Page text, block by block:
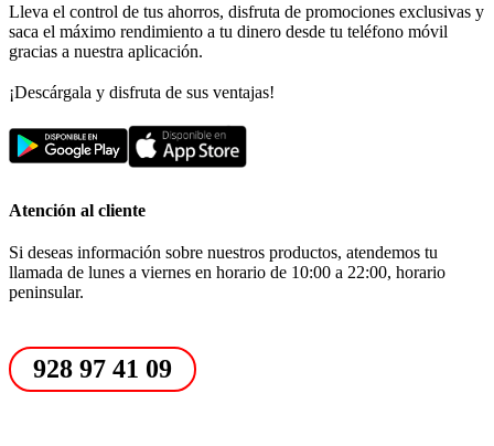
Lleva el control de tus ahorros, disfruta de promociones exclusivas y
saca el máximo rendimiento a tu dinero desde tu teléfono móvil
gracias a nuestra aplicación.
¡Descárgala y disfruta de sus ventajas!
Atención al cliente
Si deseas información sobre nuestros productos, atendemos tu
llamada de lunes a viernes en horario de 10:00 a 22:00, horario
peninsular.
928 97 41 09